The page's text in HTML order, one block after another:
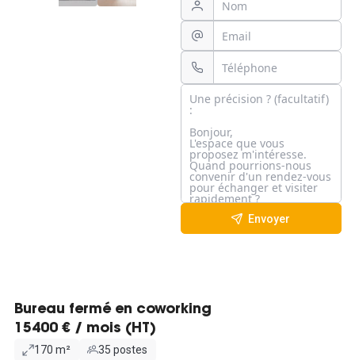
Envoyer
Bureau fermé en coworking
15400 € / mois (HT)
170 m²
35 postes